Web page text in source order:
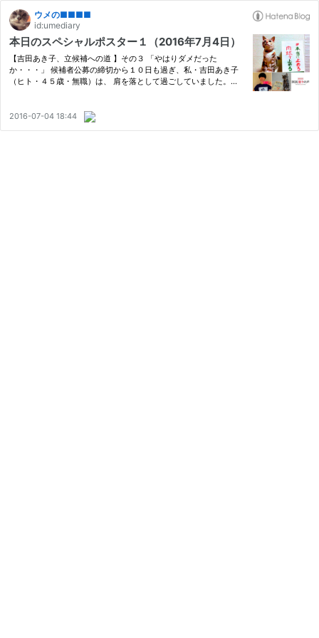
ウメの■■■■
id:umediary
本日のスペシャルポスター１（2016年7月4日）
【吉田あき子、立候補への道 】その３ 「やはりダメだった
か・・・」 候補者公募の締切から１０日も過ぎ、私・吉田あき子
（ヒト・４５歳・無職）は、 肩を落として過ごしていました。
代表 #…
2016-07-04 18:44